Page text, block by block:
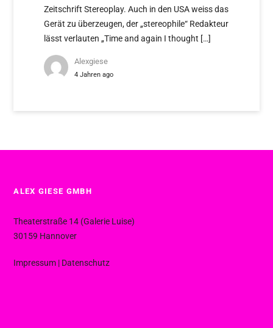
Zeitschrift Stereoplay. Auch in den USA weiss das
Gerät zu überzeugen, der „stereophile“ Redakteur
lässt verlauten „Time and again I thought […]
Alexgiese
4 Jahren ago
ALEX GIESE GMBH
Theaterstraße 14 (Galerie Luise)
30159 Hannover
Impressum | Datenschutz